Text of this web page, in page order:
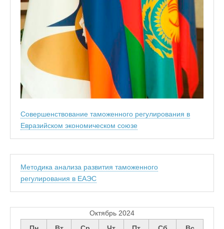
Совершенствование таможенного регулирования в
Евразийском экономическом союзе
Методика анализа развития таможенного
регулирования в ЕАЭС
Октябрь 2024